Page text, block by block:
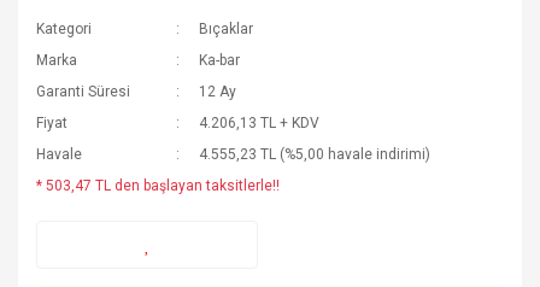
Kategori
Bıçaklar
Marka
Ka-bar
Garanti Süresi
12 Ay
Fiyat
4.206,13 TL + KDV
Havale
4.555,23 TL (%5,00 havale indirimi)
* 503,47 TL den başlayan taksitlerle!!